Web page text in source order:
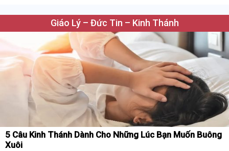
Giáo Lý – Đức Tin – Kinh Thánh
5 Câu Kinh Thánh Dành Cho Những Lúc Bạn Muốn Buông
Xuôi